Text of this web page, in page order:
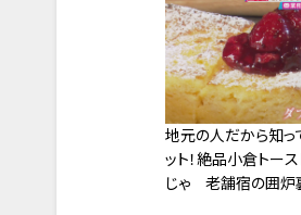
地元の人だから知っ
ット！絶品小倉トー
じゃ 老舗宿の囲炉